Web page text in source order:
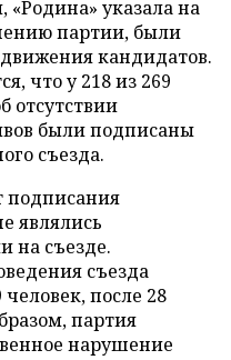
указала на
партии, были
кандидатов.
что у 218 из 269
отсутствии
были подписаны
съезда.
подписания
являлись
на съезде.
съезда
после 28
партия
нарушение